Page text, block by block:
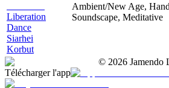
Liberation
Dance
Siarhei
Korbut
Ambient/New Age,
Soundscape, Meditative
© 2026 Jamendo
Télécharger l'app